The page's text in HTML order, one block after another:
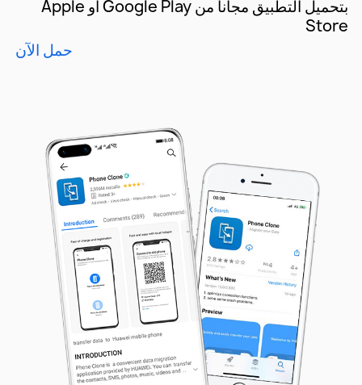
بتحميل التطبيق مجاناً من Google Play أو Apple
Store
حمل الآن